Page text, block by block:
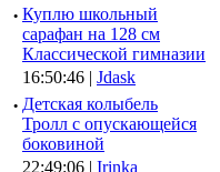
· Куплю школьный
сарафан на 128 см
Классической гимназии
16:50:46 | Jdask
· Детская колыбель
Тролл с опускающейся
боковиной
22:49:06 | Irinka